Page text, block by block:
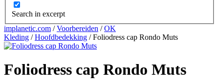
Search in excerpt
implanetic.com /Voorbereiden /OK
Kleding /Hoofdbedekking / Foliodress cap Rondo Muts
Foliodress cap Rondo Muts